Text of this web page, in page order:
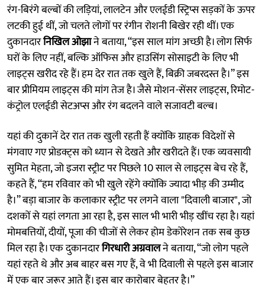
रंग-बिरंगे बल्बों की लड़ियां, लालटेन और एलईडी स्ट्रिप्स सड़कों के ऊपर
लटकी हुई थीं, जो चलते लोगों पर रंगीन रोशनी बिखेर रही थीं। एक
दुकानदारनिखिल ओझाने बताया, “इस साल मांग अच्छी है। लोग सिर्फ
घरों के लिए नहीं, बल्कि ऑफिस और हाउसिंग सोसाइटी के लिए भी
लाइट्स खरीद रहे हैं। हम देर रात तक खुले हैं, बिक्री जबरदस्त है।” इस
बार प्रीमियम लाइट्स की मांग तेज है। जैसे मोशन-सेंसर लाइट्स, रिमोट-
कंट्रोल एलईडी सेटअप्स और रंग बदलने वाले सजावटी बल्ब।
यहां की दुकानें देर रात तक खुली रहती हैं क्योंकि ग्राहक विदेशों से
मंगवाए गए प्रोडक्ट्स को ध्यान से देखते और खरीदते हैं। एक व्यवसायी
सुमित मेहता, जो इजरा स्ट्रीट पर पिछले 10 साल से लाइट्स बेच रहे हैं,
कहते हैं, “हम रविवार को भी खुले रहेंगे क्योंकि ज्यादा भीड़ की उम्मीद
है।” बड़ा बाजार के कलाकार स्ट्रीट पर लगने वाला "दिवाली बाजार", जो
दशकों से यहां लगता आ रहा है, इस साल भी भारी भीड़ खींच रहा है। यहां
मोमबत्तियों, दीयों, पूजा की चीजों से लेकर होम डेकोरेशन तक सब कुछ
मिल रहा है। एक दुकानदारगिरधारी अग्रवालने बताया, “जो लोग पहले
यहां रहते थे और अब बाहर बस गए हैं, वे भी दिवाली से पहले इस बाजार
में एक बार जरूर आते हैं। इस बार कारोबार बेहतर है।”